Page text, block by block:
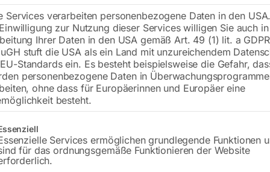
zu KBM 32 S
€450,00
Versandkosten Standard (Österreich):
Bitte beachten Sie: Die Versandkosten
Services verarbeiten personenbezogene Daten in den
zur Nutzung dieser Services willigen Sie auch
Ihrer Daten in den USA gemäß Art. 49 (1) lit. a
stuft die USA als ein Land mit unzureichendem
Standards ein. Es besteht beispielsweise die Gefahr,
personenbezogene Daten in
ohne dass für Europäerinnen und Europäer eine
besteht.
eine Liste der Service-Gruppen, für die eine Einwilligung erteilt
Services ermöglichen grundlegende Funktionen
für das ordnungsgemäße Funktionieren der Website